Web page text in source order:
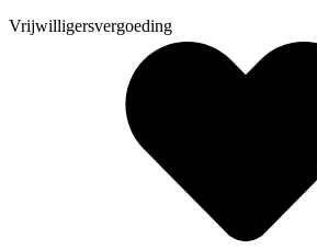
Vrijwilligersvergoeding